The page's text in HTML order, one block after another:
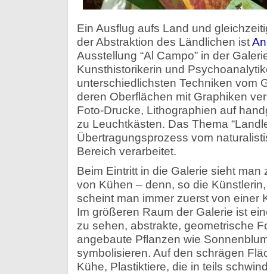
Ein Ausflug aufs Land und
der Abstraktion des Ländlichen ist
Ausstellung “Al Campo” in der
Kunsthistorikerin und
unterschiedlichsten Techniken vom
deren Oberflächen mit Graphiken
Foto-Drucke, Lithographien auf
zu Leuchtkästen. Das Thema
Übertragungsprozess vom
Bereich verarbeitet.
Beim Eintritt in die Galerie sieht
von Kühen – denn, so die
scheint man immer zuerst von einer
Im größeren Raum der Galerie ist
zu sehen, abstrakte, geometrische
angebaute Pflanzen wie
symbolisieren. Auf den schrägen
Kühe, Plastiktiere, die in teils